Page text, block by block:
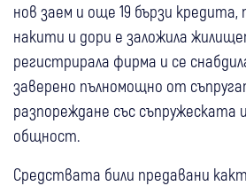
нов заем и още 19 бързи кредита,
накити и дори е заложила
регистрирала фирма и се
заверено пълномощно от
разпореждане със
общност.
Средствата били предавани